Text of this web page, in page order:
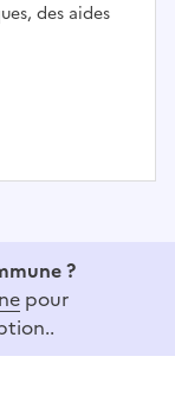
des aides
?
pour